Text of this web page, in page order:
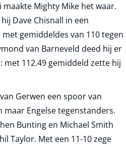
Mighty Mike het waar.
Dave Chisnall in een
gemiddeldes van 110 tegen
van Barneveld deed hij er
met 112.49 gemiddeld zette hij
Gerwen een spoor van
Engelse tegenstanders.
Bunting en Michael Smith
Taylor. Met een 11-10 zege